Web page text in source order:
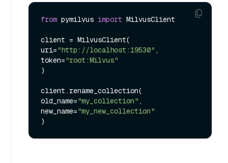
from pymilvus import MilvusClient
client = MilvusClient(
uri="http://localhost:19530" ,
token="root:Milvus"
)
client.rename_collection(
old_name="my_collection" ,
new_name="my_new_collection"